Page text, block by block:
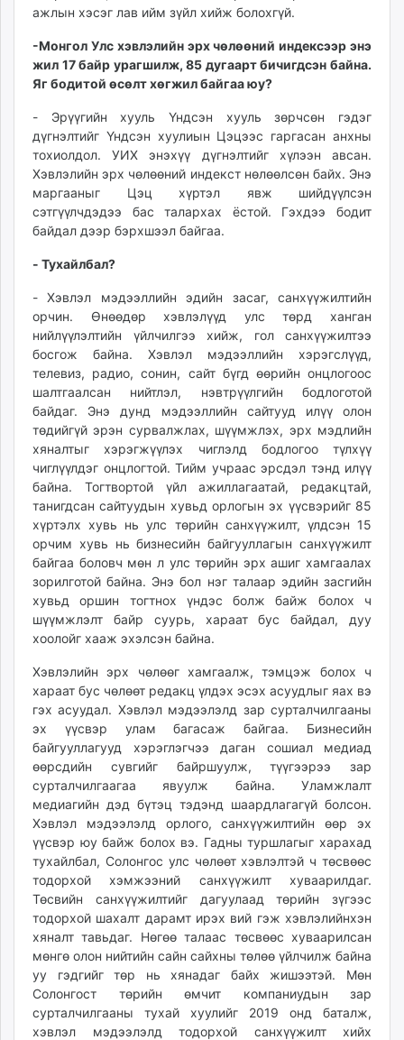
ажлын хэсэг лав ийм зүйл хийж болохгүй.
-Монгол Улс хэвлэлийн эрх чөлөөний индексээр энэ
жил 17 байр урагшилж, 85 дугаарт бичигдсэн байна.
Яг бодитой өсөлт хөгжил байгаа юу?
- Эрүүгийн хууль Үндсэн хууль зөрчсөн гэдэг
дүгнэлтийг Үндсэн хуулиын Цэцээс гаргасан анхны
тохиолдол. УИХ энэхүү дүгнэлтийг хүлээн авсан.
Хэвлэлийн эрх чөлөөний индекст нөлөөлсөн байх. Энэ
маргааныг Цэц хүртэл явж шийдүүлсэн
сэтгүүлчдэдээ бас талархах ёстой. Гэхдээ бодит
байдал дээр бэрхшээл байгаа.
- Тухайлбал?
- Хэвлэл мэдээллийн эдийн засаг, санхүүжилтийн
орчин. Өнөөдөр хэвлэлүүд улс төрд ханган
нийлүүлэлтийн үйлчилгээ хийж, гол санхүүжилтээ
босгож байна. Хэвлэл мэдээллийн хэрэгслүүд,
телевиз, радио, сонин, сайт бүгд өөрийн онцлогоос
шалтгаалсан нийтлэл, нэвтрүүлгийн бодлоготой
байдаг. Энэ дунд мэдээллийн сайтууд илүү олон
төдийгүй эрэн сурвалжлах, шүүмжлэх, эрх мэдлийн
хяналтыг хэрэгжүүлэх чиглэлд бодлогоо түлхүү
чиглүүлдэг онцлогтой. Тийм учраас эрсдэл тэнд илүү
байна. Тогтвортой үйл ажиллагаатай, редакцтай,
танигдсан сайтуудын хувьд орлогын эх үүсвэрийг 85
хүртэлх хувь нь улс төрийн санхүүжилт, үлдсэн 15
орчим хувь нь бизнесийн байгууллагын санхүүжилт
байгаа боловч мөн л улс төрийн эрх ашиг хамгаалах
зорилготой байна. Энэ бол нэг талаар эдийн засгийн
хувьд оршин тогтнох үндэс болж байж болох ч
шүүмжлэлт байр суурь, хараат бус байдал, дуу
хоолойг хааж эхэлсэн байна.
Хэвлэлийн эрх чөлөөг хамгаалж, тэмцэж болох ч
хараат бус чөлөөт редакц үлдэх эсэх асуудлыг яах вэ
гэх асуудал. Хэвлэл мэдээлэлд зар сурталчилгааны
эх үүсвэр улам багасаж байгаа. Бизнесийн
байгууллагууд хэрэглэгчээ даган сошиал медиад
өөрсдийн сувгийг байршуулж, түүгээрээ зар
сурталчилгаагаа явуулж байна. Уламжлалт
медиагийн дэд бүтэц тэдэнд шаардлагагүй болсон.
Хэвлэл мэдээлэлд орлого, санхүүжилтийн өөр эх
үүсвэр юу байж болох вэ. Гадны туршлагыг харахад
тухайлбал, Солонгос улс чөлөөт хэвлэлтэй ч төсвөөс
тодорхой хэмжээний санхүүжилт хуваарилдаг.
Төсвийн санхүүжилтийг дагуулаад төрийн зүгээс
тодорхой шахалт дарамт ирэх вий гэж хэвлэлийнхэн
хяналт тавьдаг. Нөгөө талаас төсвөөс хуваарилсан
мөнгө олон нийтийн сайн сайхны төлөө үйлчилж байна
уу гэдгийг төр нь хянадаг байх жишээтэй. Мөн
Солонгост төрийн өмчит компаниудын зар
сурталчилгааны тухай хуулийг 2019 онд баталж,
хэвлэл мэдээлэлд тодорхой санхүүжилт хийх